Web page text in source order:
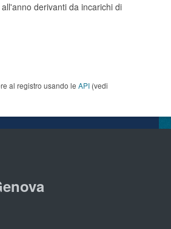
derivanti da incarichi di
al registro usando le API (vedi